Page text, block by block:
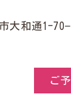
大和通1-
ご